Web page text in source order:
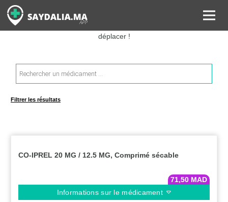
Rechercher les informations sur vos médicaments, leurs prix et
estimer ainsi le coût total de votre ordonnance, sans vous
déplacer !
Recherche
de
produits
Filtrer les résultats
CO-IPREL 20 MG / 12.5 MG, Comprimé sécable
71,50 MAD
Informations sur le médicament